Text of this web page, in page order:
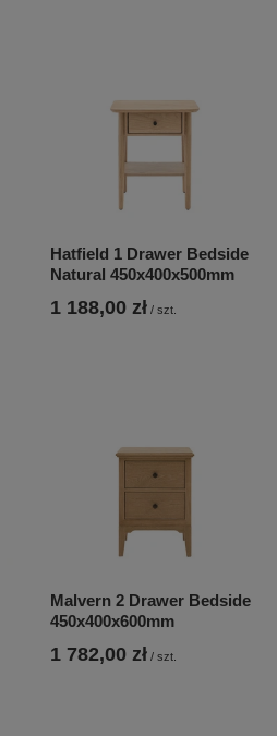
Hatfield 1 Drawer Bedside
Natural 450x400x500mm
1 188,00 zł / szt.
Malvern 2 Drawer Bedside
450x400x600mm
1 782,00 zł / szt.